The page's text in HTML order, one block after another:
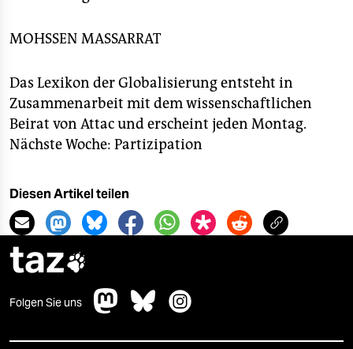
MOHSSEN MASSARRAT
Das Lexikon der Globalisierung entsteht in
Zusammenarbeit mit dem wissenschaftlichen
Beirat von Attac und erscheint jeden Montag.
Nächste Woche: Partizipation
Diesen Artikel teilen
taz
Folgen Sie uns